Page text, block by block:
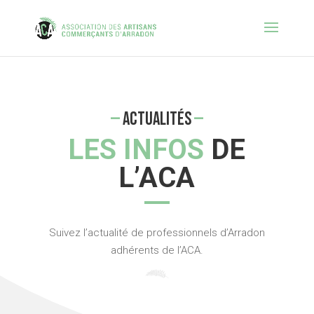
—ACTUALITÉS—
LES INFOS DE
L’ACA
Suivez l’actualité de professionnels d’Arradon
adhérents de l’ACA.